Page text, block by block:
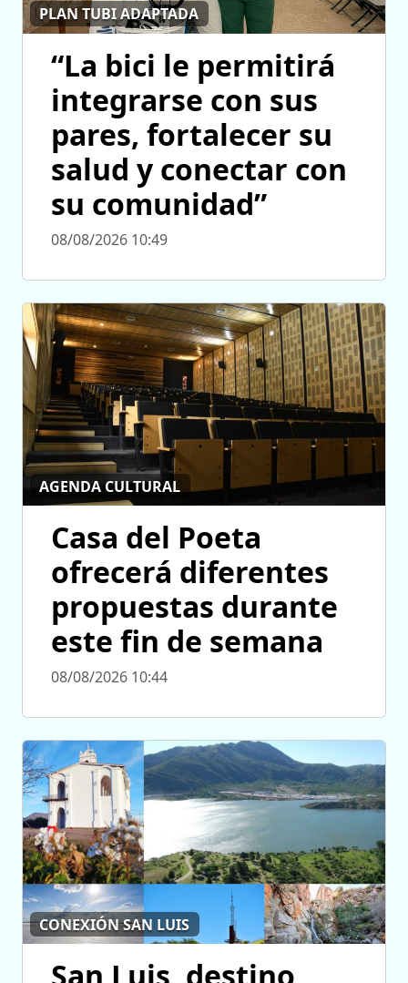
PLAN TUBI ADAPTADA
“La bici le permitirá
integrarse con sus
pares, fortalecer su
salud y conectar con
su comunidad”
08/08/2026 10:49
AGENDA CULTURAL
Casa del Poeta
ofrecerá diferentes
propuestas durante
este fin de semana
08/08/2026 10:44
CONEXIÓN SAN LUIS